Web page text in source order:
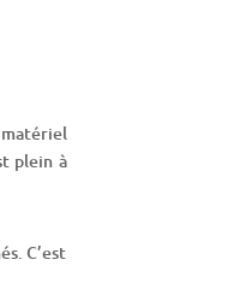
matériel
plein à
C’est